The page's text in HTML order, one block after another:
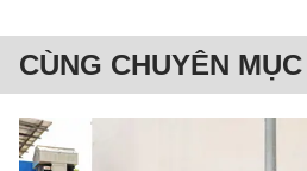
CÙNG CHUYÊN MỤC